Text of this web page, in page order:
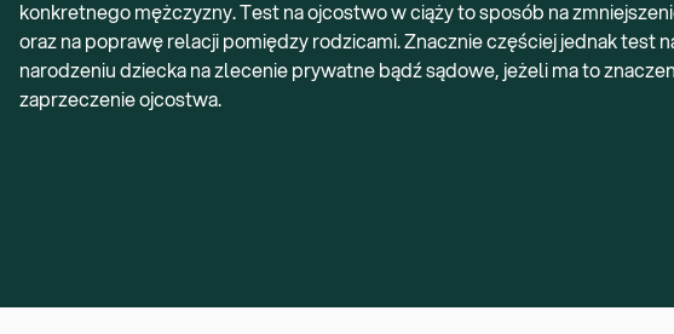
konkretnego mężczyzny. Test na ojcostwo w ciąży to sposób na
oraz na poprawę relacji pomiędzy rodzicami. Znacznie częściej jednak test
narodzeniu dziecka na zlecenie prywatne bądź sądowe, jeżeli ma to
zaprzeczenie ojcostwa.